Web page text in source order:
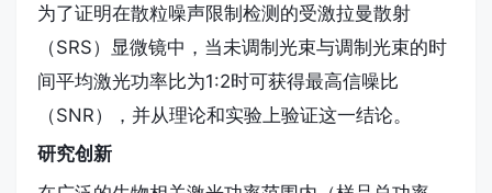
损伤总功率最小化。相较于1:1功率比，我们在聚苯
乙烯微球和秀丽隐杆线虫样本中实现了图像质量提
升及8%的信噪比增益。若分析中引入非线性损伤
机制，随着非线性损伤阶数增加，最佳功率比将收
敛于1:1。
为了证明在散粒噪声限制检测的受激拉曼散射
（SRS）显微镜中，当未调制光束与调制光束的时
间平均激光功率比为1:2时可获得最高信噪比
（SNR），并从理论和实验上验证这一结论。
研究创新